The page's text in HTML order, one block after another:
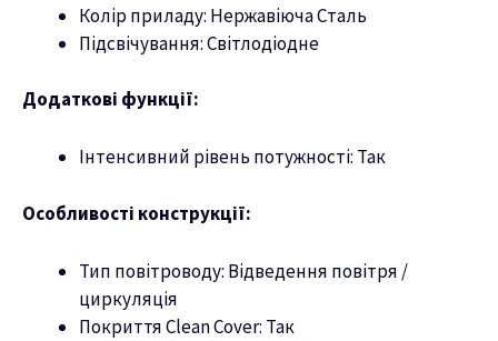
Колір приладу: Нержавіюча Сталь
Підсвічування: Світлодіодне
Додаткові функції:
Інтенсивний рівень потужності: Так
Особливості конструкції:
Тип повітроводу: Відведення повітря /
циркуляція
Покриття Clean Cover: Так